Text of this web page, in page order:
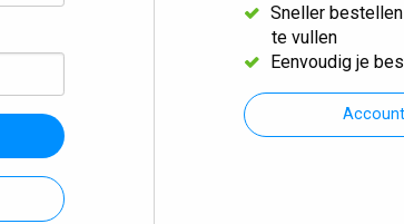
Sneller
te vullen
Eenvoudig je